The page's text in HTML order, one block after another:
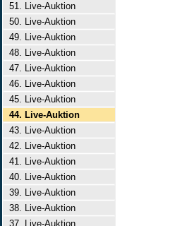
51. Live-Auktion
50. Live-Auktion
49. Live-Auktion
48. Live-Auktion
47. Live-Auktion
46. Live-Auktion
45. Live-Auktion
44. Live-Auktion
43. Live-Auktion
42. Live-Auktion
41. Live-Auktion
40. Live-Auktion
39. Live-Auktion
38. Live-Auktion
37. Live-Auktion